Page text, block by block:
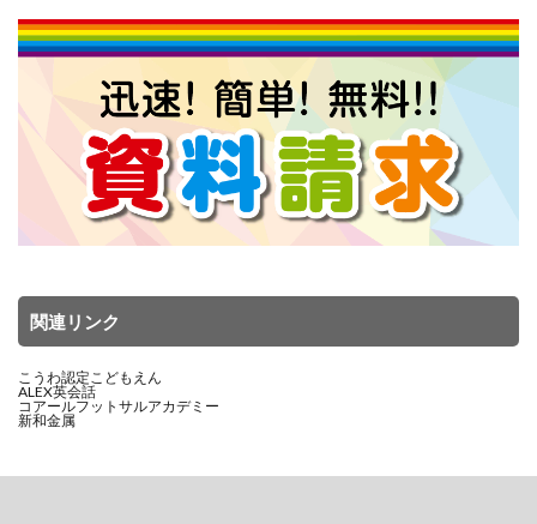
関連リンク
こうわ認定こどもえん
ALEX英会話
コアールフットサルアカデミー
新和金属